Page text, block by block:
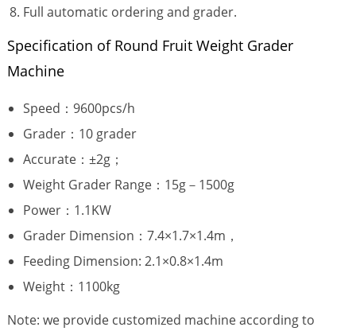
Full automatic ordering and grader.
Specification of Round Fruit Weight Grader
Machine
Speed：9600pcs/h
Grader：10 grader
Accurate：±2g；
Weight Grader Range：15g－1500g
Power：1.1KW
Grader Dimension：7.4×1.7×1.4m，
Feeding Dimension: 2.1×0.8×1.4m
Weight：1100kg
Note: we provide customized machine according to